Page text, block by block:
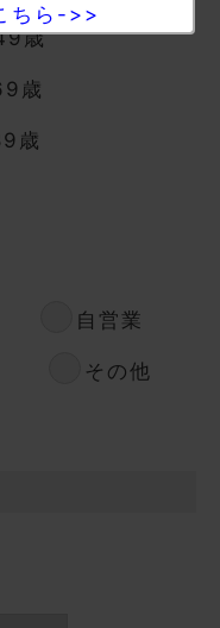
ちら->>
歳
歳
歳
自営業
その他